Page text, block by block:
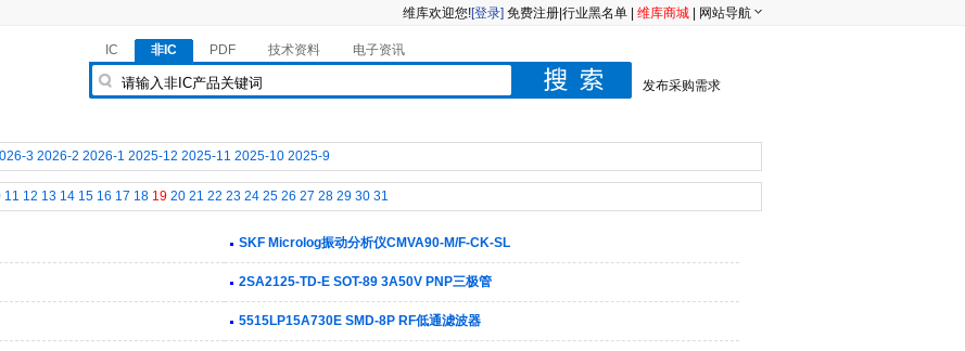
维库欢迎您![登录] 免费注册 行业黑名单 维库商城 网站导航
IC 非IC PDF 技术资料 电子资讯
发布采购需求
3 2026-2 2026-1 2025-12 2025-11 2025-10 2025-9
11 12 13 14 15 16 17 18 19 20 21 22 23 24 25 26 27 28 29 30 31
SKF Microlog振动分析仪CMVA90-M/F-CK-SL
2SA2125-TD-E SOT-89 3A50V PNP三极管
5515LP15A730E SMD-8P RF低通滤波器